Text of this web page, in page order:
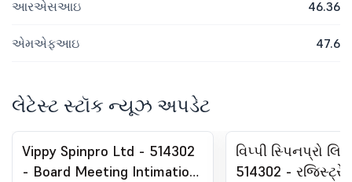
આરએસઆઇ 46.36
એમએફઆઇ 47.6
લેટેસ્ટ સ્ટૉક ન્યૂઝ અપડેટ
Vippy Spinpro Ltd - 514302
- Board Meeting Intimation
વિપ્પી સ્પિનપ્રો
514302 -